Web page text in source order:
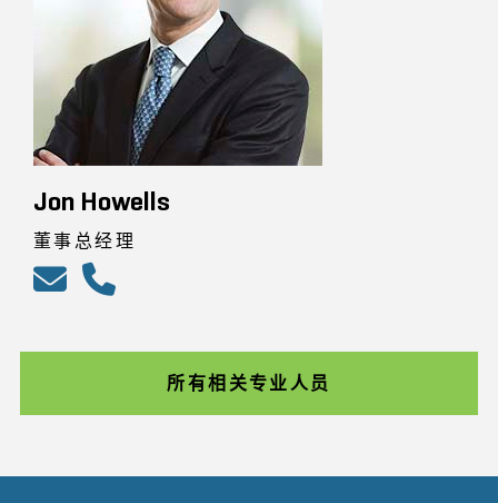
Jon Howells
董事总经理
所有相关专业人员